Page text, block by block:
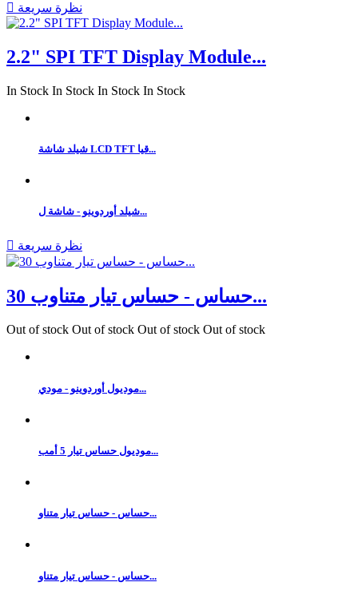
 نظرة سريعة
2.2" SPI TFT Display Module...
In Stock In Stock In Stock In Stock
شيلد شاشة LCD TFT قيا...
شيلد أوردوينو - شاشة ل...
 نظرة سريعة
حساس - حساس تيار متناوب 30...
Out of stock Out of stock Out of stock Out of stock
موديول أوردوينو - مودي...
موديول حساس تيار 5 أمب...
حساس - حساس تيار متناو...
حساس - حساس تيار متناو...